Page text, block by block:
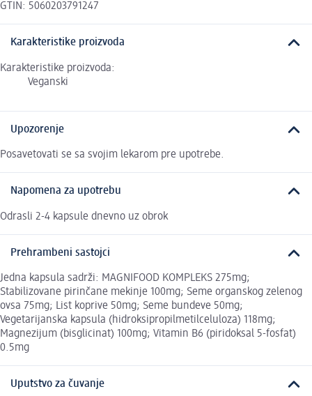
GTIN: 5060203791247
Karakteristike proizvoda
Karakteristike proizvoda:
Veganski
Upozorenje
Posavetovati se sa svojim lekarom pre upotrebe.
Napomena za upotrebu
Odrasli 2-4 kapsule dnevno uz obrok
Prehrambeni sastojci
Jedna kapsula sadrži: MAGNIFOOD KOMPLEKS 275mg;
Stabilizovane pirinčane mekinje 100mg; Seme organskog zelenog
ovsa 75mg; List koprive 50mg; Seme bundeve 50mg;
Vegetarijanska kapsula (hidroksipropilmetilceluloza) 118mg;
Magnezijum (bisglicinat) 100mg; Vitamin B6 (piridoksal 5-fosfat)
0.5mg
Uputstvo za čuvanje